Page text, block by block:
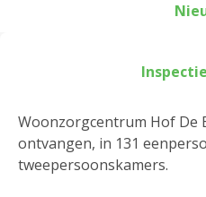
Woonzorgcentrum Hof De
ontvangen, in 131
tweepersoonskamers.